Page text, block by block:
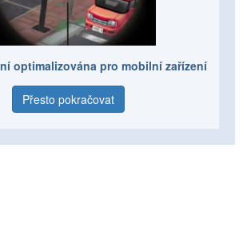
optimalizována pro mobilní zařízení
Přesto pokračovat